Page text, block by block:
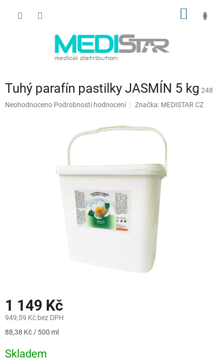
Tuhý parafín pastilky JASMÍN 5 kg 248
Průměrné
Neohodnoceno Podrobnosti hodnocení Značka: MEDISTAR CZ
1 149 Kč
949,59 Kč bez DPH
Měrná
88,38 Kč / 500 ml
Skladem